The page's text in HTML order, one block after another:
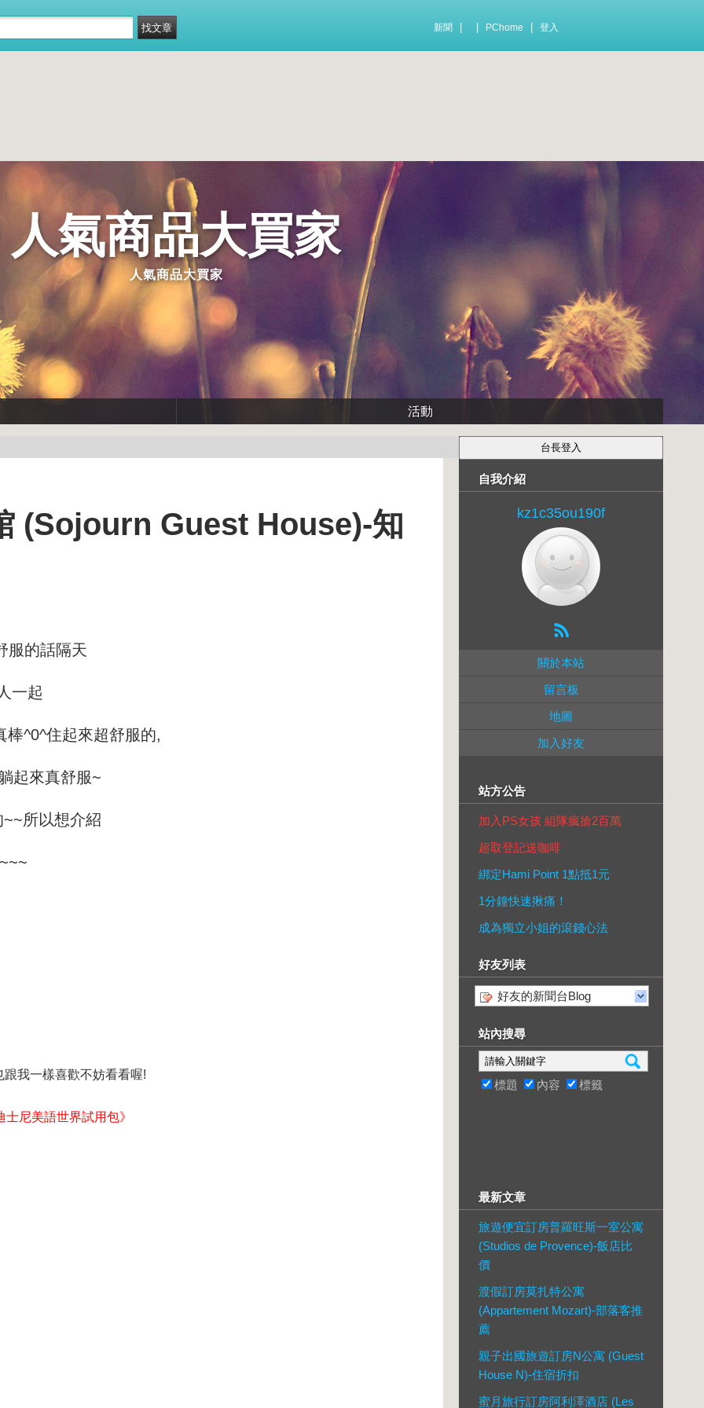
新聞 PChome 登入
人氣商品大買家
人氣商品大買家
活動
(Sojourn Guest House)-知
服的話隔天
一起
棒^0^住起來超舒服的,
起來真舒服~
所以想介紹
我一樣喜歡不妨看看喔!
尼美語世界試用包》
自我介紹
kz1c35ou190f
關於本站
留言板
地圖
加入好友
站方公告
加入PS女孩 組隊瘋搶2百萬
超取登記送咖啡
綁定Hami Point 1點抵1元
1分鐘快速揪痛！
成為獨立小姐的滾錢心法
好友列表
好友的新聞台Blog
站內搜尋
標題 內容 標籤
最新文章
旅遊便宜訂房普羅旺斯一室公寓
(Studios de Provence)-飯店比
價
渡假訂房莫扎特公寓
(Appartement Mozart)-部落客推
薦
親子出國旅遊訂房N公寓 (Guest
House N)-住宿折扣
蜜月旅行訂房阿利澤酒店 (Les